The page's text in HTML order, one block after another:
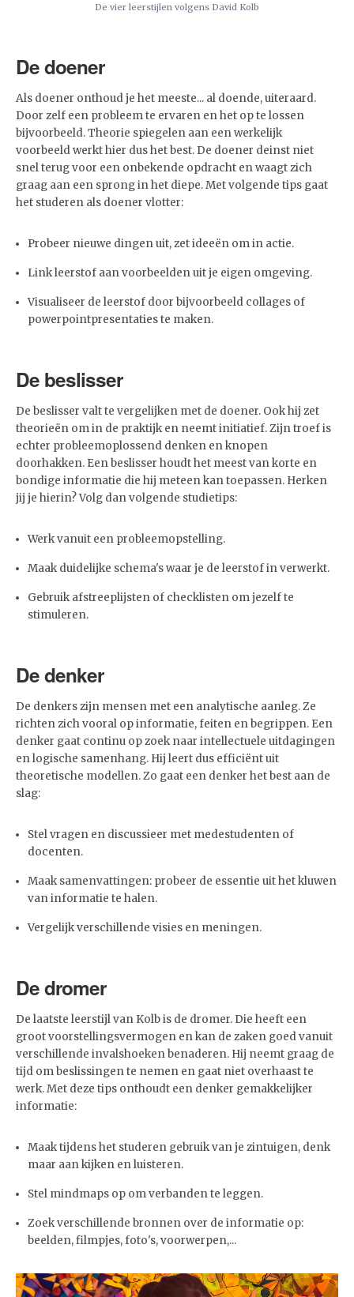
De vier leerstijlen volgens David Kolb
De doener
Als doener onthoud je het meeste... al doende, uiteraard.
Door zelf een probleem te ervaren en het op te lossen
bijvoorbeeld. Theorie spiegelen aan een werkelijk
voorbeeld werkt hier dus het best. De doener deinst niet
snel terug voor een onbekende opdracht en waagt zich
graag aan een sprong in het diepe. Met volgende tips gaat
het studeren als doener vlotter:
Probeer nieuwe dingen uit, zet ideeën om in actie.
Link leerstof aan voorbeelden uit je eigen omgeving.
Visualiseer de leerstof door bijvoorbeeld collages of
powerpointpresentaties te maken.
De beslisser
De beslisser valt te vergelijken met de doener. Ook hij zet
theorieën om in de praktijk en neemt initiatief. Zijn troef is
echter probleemoplossend denken en knopen
doorhakken. Een beslisser houdt het meest van korte en
bondige informatie die hij meteen kan toepassen. Herken
jij je hierin? Volg dan volgende studietips:
Werk vanuit een probleemopstelling.
Maak duidelijke schema's waar je de leerstof in verwerkt.
Gebruik afstreeplijsten of checklisten om jezelf te
stimuleren.
De denker
De denkers zijn mensen met een analytische aanleg. Ze
richten zich vooral op informatie, feiten en begrippen. Een
denker gaat continu op zoek naar intellectuele uitdagingen
en logische samenhang. Hij leert dus efficiënt uit
theoretische modellen. Zo gaat een denker het best aan de
slag:
Stel vragen en discussieer met medestudenten of
docenten.
Maak samenvattingen: probeer de essentie uit het kluwen
van informatie te halen.
Vergelijk verschillende visies en meningen.
De dromer
De laatste leerstijl van Kolb is de dromer. Die heeft een
groot voorstellingsvermogen en kan de zaken goed vanuit
verschillende invalshoeken benaderen. Hij neemt graag de
tijd om beslissingen te nemen en gaat niet overhaast te
werk. Met deze tips onthoudt een denker gemakkelijker
informatie:
Maak tijdens het studeren gebruik van je zintuigen, denk
maar aan kijken en luisteren.
Stel mindmaps op om verbanden te leggen.
Zoek verschillende bronnen over de informatie op:
beelden, filmpjes, foto's, voorwerpen,...